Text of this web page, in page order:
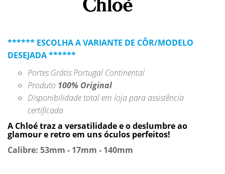
****** ESCOLHA A VARIANTE DE CÔR/MODELO
DESEJADA ******
Portes Grátis Portugal Continental
Produto 100% Original
Disponibilidade total em loja para assistência
certificada
A Chloé traz a versatilidade e o deslumbre ao
glamour e retro em uns óculos perfeitos!
Calibre: 53mm - 17mm - 140mm